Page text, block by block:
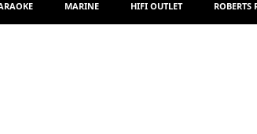
MARINE HIFI OUTLET ROBERTS